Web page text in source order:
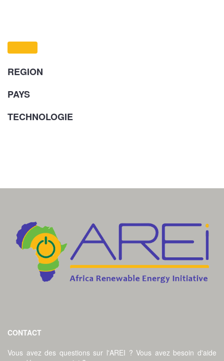
REGION
PAYS
TECHNOLOGIE
CONTACT
Vous avez des questions sur l'AREI ? Vous avez besoin d'aide